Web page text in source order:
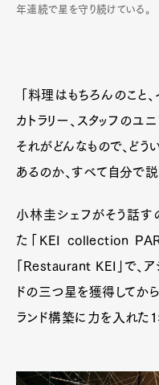
年連続で星を守り続けている。
「料理はもちろんのこと
カトラリー、スタッフのユ
それがどんなもので、ど
あるのか、すべて自分で説
小林圭シェフがそう話す
た「KEI collection
「Restaurant KEI」で、
ドの三つ星を獲得してか
ランド構築に力を入れた1